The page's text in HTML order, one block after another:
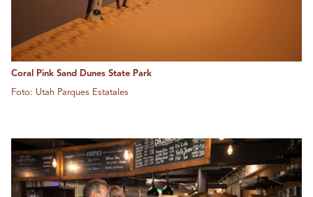
Coral Pink Sand Dunes State Park
Foto: Utah Parques Estatales